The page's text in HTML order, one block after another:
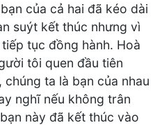
của cả hai đã kéo dài
suýt kết thúc nhưng vì
tục đồng hành. Hoà
tôi quen đầu tiên
ta là bạn của nhau
nghĩ nếu không trân
này đã kết thúc vào